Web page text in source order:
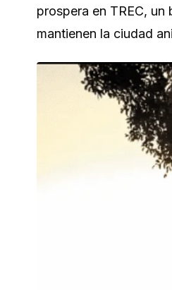
prospera en TREC,
mantienen la ciudad